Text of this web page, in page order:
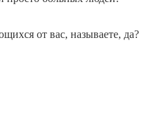
от вас, называете, да?